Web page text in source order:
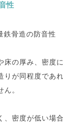
性
床の厚み、密度
りが同程度であ
。
、密度が低い場